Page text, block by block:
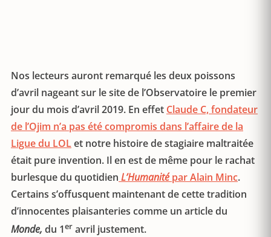
Nos lecteurs auront remarqué les deux poissons
d’avril nageant sur le site de l’Observatoire le premier
jour du mois d’avril 2019. En effet Claude C, fondateur
de l’Ojim n’a pas été compromis dans l’affaire de la
Ligue du LOLet notre histoire de stagiaire maltraitée
était pure invention. Il en est de même pour le rachat
burlesque du quotidien L’Humanitépar Alain Minc.
Certains s’offusquent maintenant de cette tradition
d’innocentes plaisanteries comme un article du
Monde, du 1er avril justement.